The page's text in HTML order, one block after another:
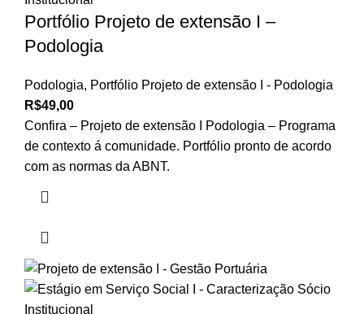
Portfólio Projeto de extensão I –
Podologia
Podologia, Portfólio Projeto de extensão I - Podologia
R$49,00
Confira – Projeto de extensão I Podologia – Programa
de contexto á comunidade. Portfólio pronto de acordo
com as normas da ABNT.